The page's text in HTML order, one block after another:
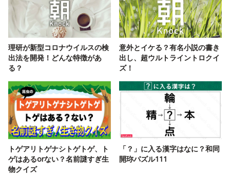
理研が新型コロナウイルスの検
出法を開発！どんな特徴があ
る？
意外とイケる？有名小説の書き
出し、超ウルトライントロクイ
ズ！
トゲアリトゲナシトゲトゲ、ト
ゲはあるorない？名前謎すぎ生
物クイズ
「？」に入る漢字はなに？和同
開珎パズル111